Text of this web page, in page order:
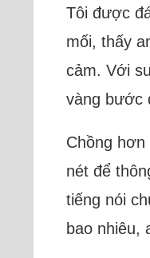
Tôi được
mối, thấy
cảm. Với
vàng bước
Chồng
nét để
tiếng nói
bao nhiêu,